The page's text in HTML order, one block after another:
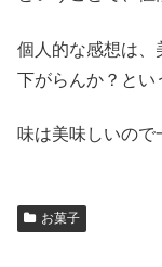
個人的な感想は、
下がらんか？とい
味は美味しいので
お菓子